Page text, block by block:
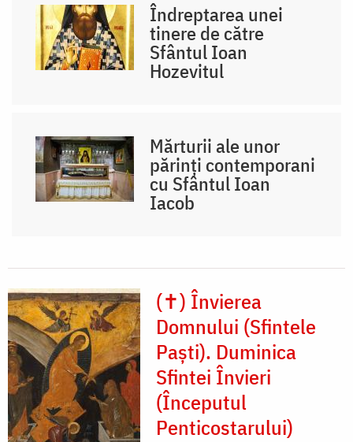
Îndreptarea unei
tinere de către
Sfântul Ioan
Hozevitul
Mărturii ale unor
părinți contemporani
cu Sfântul Ioan
Iacob
(✝) Învierea
Domnului (Sfintele
Paști). Duminica
Sfintei Învieri
(Începutul
Penticostarului)